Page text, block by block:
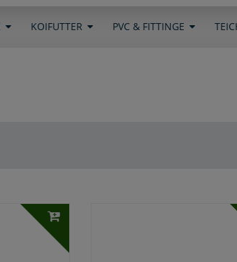
KOIFUTTER PVC & FITTINGE